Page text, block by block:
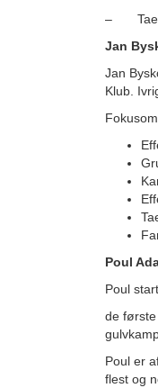
–
Jan
Jan
Klub.
Poul
Poul
de
Poul er
flest og